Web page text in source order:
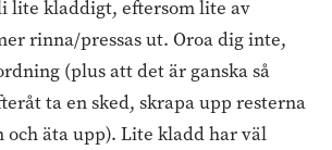
lite kladdigt, eftersom lite av
rinna/pressas ut. Oroa dig inte,
(plus att det är ganska så
ta en sked, skrapa upp resterna
och äta upp). Lite kladd har väl